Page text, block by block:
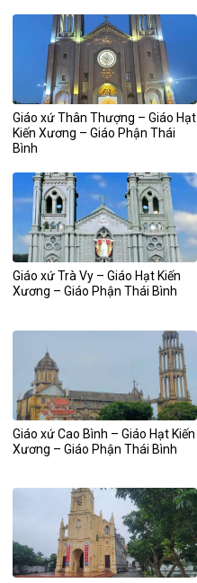
Giáo xứ Thân Thượng – Giáo Hạt
Kiến Xương – Giáo Phận Thái
Bình
Giáo xứ Trà Vy – Giáo Hạt Kiến
Xương – Giáo Phận Thái Bình
Giáo xứ Cao Bình – Giáo Hạt Kiến
Xương – Giáo Phận Thái Bình